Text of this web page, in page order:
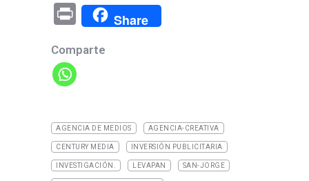
Pr
in
t
Share
Comparte
AGENCIA DE MEDIOS AGENCIA-CREATIVA
CENTURY MEDIA INVERSIÓN PUBLICITARIA
INVESTIGACIÓN. LEVAPAN SAN-JORGE